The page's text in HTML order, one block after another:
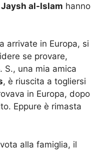
Jaysh al-Islam hanno
arrivate in Europa, si
se provare,
. S., una mia amica
, è riuscita a togliersi
in Europa, dopo
Eppure è rimasta
alla famiglia, il